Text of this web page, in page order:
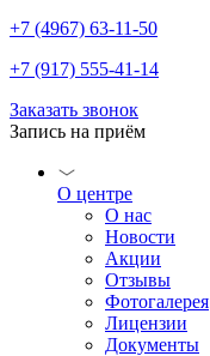
+7 (4967) 63-11-50
+7 (917) 555-41-14
Заказать звонок
Запись на приём
О центре
О нас
Новости
Акции
Отзывы
Фотогалерея
Лицензии
Документы